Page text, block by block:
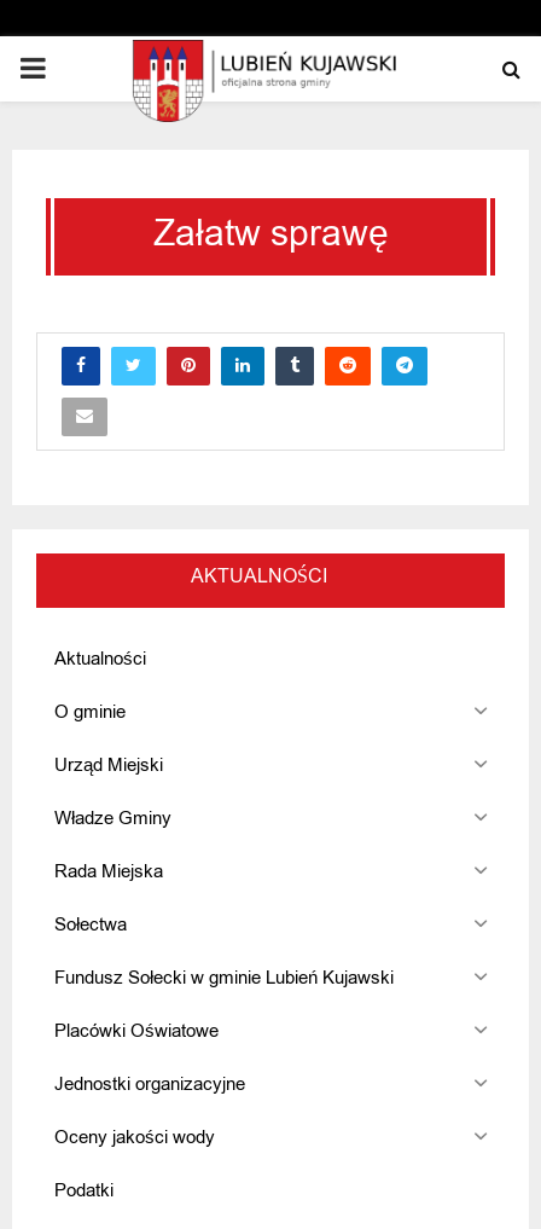
PRIMARY
Załatw sprawę
AKTUALNOŚCI
Aktualności
O gminie
Urząd Miejski
Władze Gminy
Rada Miejska
Sołectwa
Fundusz Sołecki w gminie Lubień Kujawski
Placówki Oświatowe
Jednostki organizacyjne
Oceny jakości wody
Podatki